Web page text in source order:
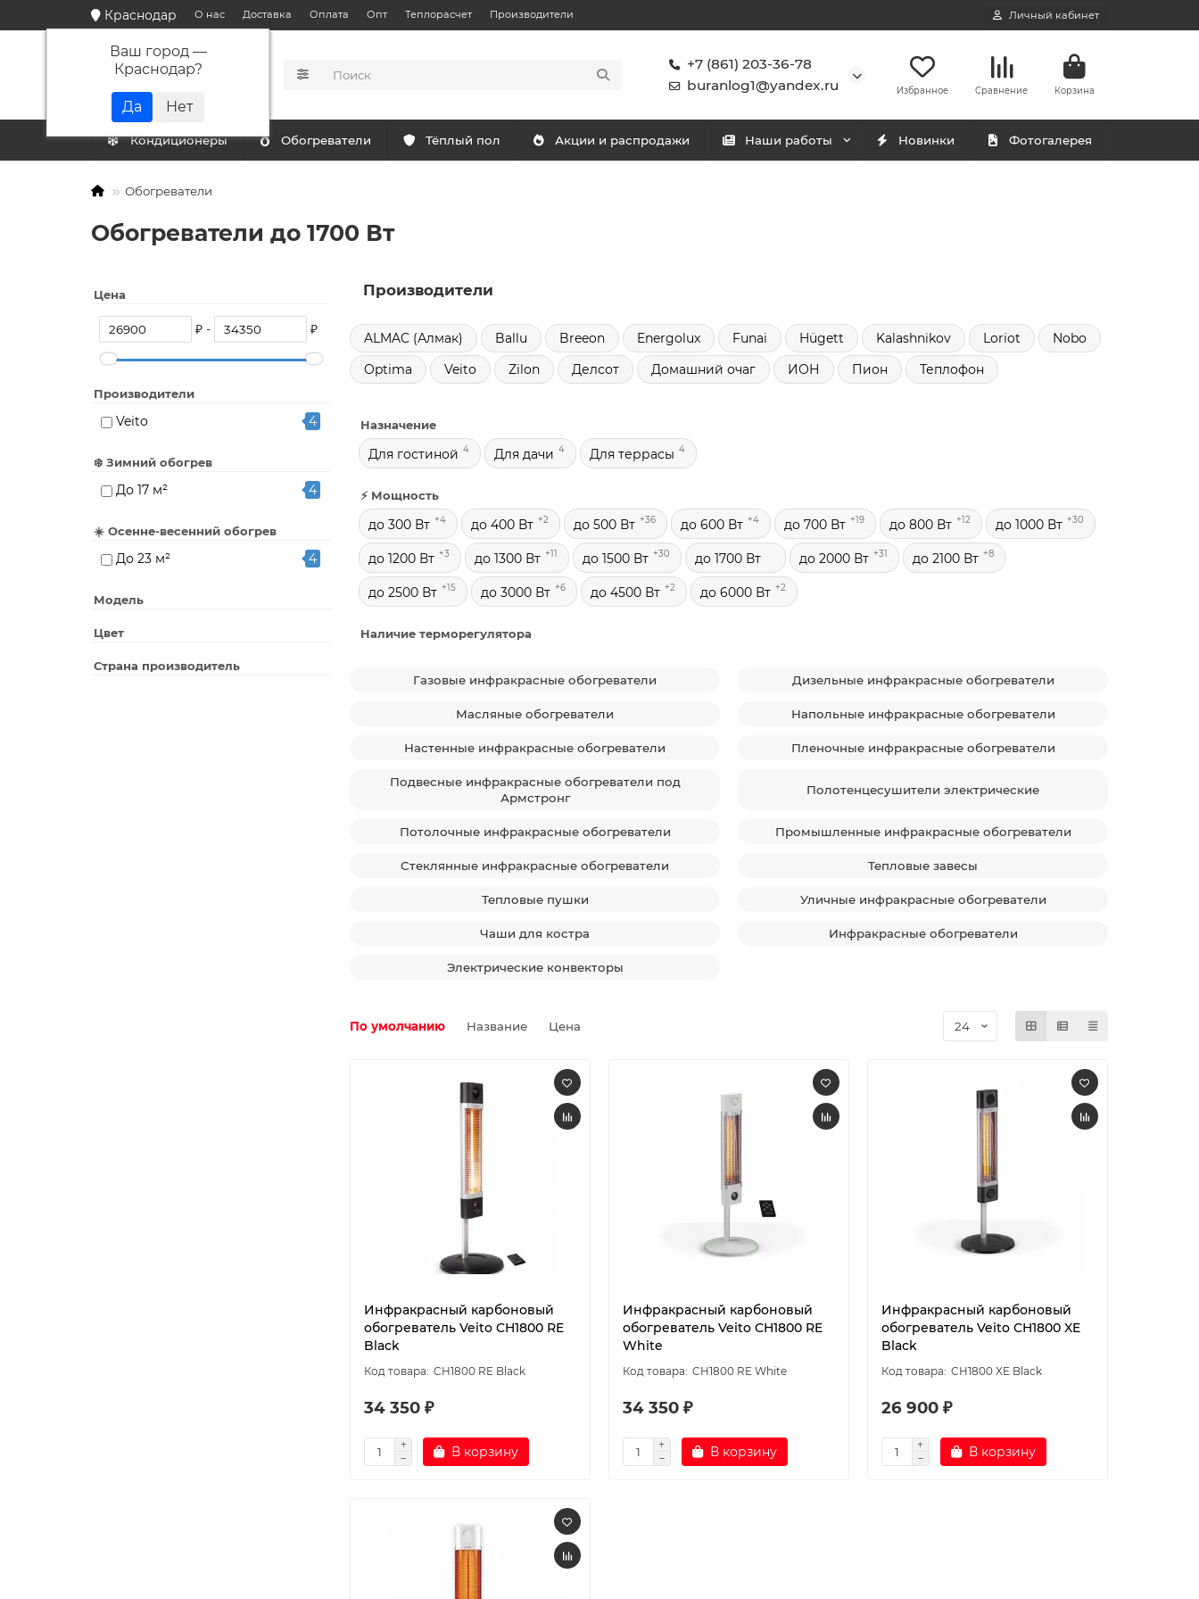
Краснодар
Ваш город —
Краснодар?
О нас Доставка Оплата Опт Теплорасчет Производители Личный кабинет
КАТАЛОГ
+7 (861) 203-36-78
buranlog1@yandex.ru
Избранное Сравнение Корзина
Кондиционеры Обогреватели Тёплый пол Акции и распродажи Наши работы Новинки Фотогалерея
Обогреватели
Обогреватели до 1700 Вт
Цена
₽ - ₽
Производители
Veito 4
❄️ Зимний обогрев
До 17 м² 4
☀️ Осенне-весенний обогрев
До 23 м² 4
Модель
Цвет
Страна производитель
Производители
ALMAC (Алмак) Ballu Breeon Energolux Funai Hügett Kalashnikov Loriot
Nobo
Optima
Veito Zilon Делсот Домашний очаг ИОН Пион Теплофон
Назначение
Для гостиной 4 Для дачи 4 Для террасы 4
⚡ Мощность
до 300 Вт +4 до 400 Вт +2 до 500 Вт +36 до 600 Вт +4 до 700 Вт +19 до 800 Вт +12 до 1000 Вт +30
до 1200 Вт +3 до 1300 Вт +11 до 1500 Вт +30 до 1700 Вт до 2000 Вт +31 до 2100 Вт +8
до 2500 Вт +15 до 3000 Вт +6 до 4500 Вт +2 до 6000 Вт +2
Наличие терморегулятора
Газовые инфракрасные обогреватели Дизельные инфракрасные обогреватели
Масляные обогреватели Напольные инфракрасные обогреватели
Настенные инфракрасные обогреватели Пленочные инфракрасные обогреватели
Подвесные инфракрасные обогреватели под
Армстронг
Полотенцесушители электрические
Потолочные инфракрасные обогреватели Промышленные инфракрасные обогреватели
Стеклянные инфракрасные обогреватели Тепловые завесы
Тепловые пушки Уличные инфракрасные обогреватели
Чаши для костра Инфракрасные обогреватели
Электрические конвекторы
По умолчанию Название Цена
Инфракрасный карбоновый
обогреватель Veito CH1800 RE
Black
CH1800 RE Black
34 350 ₽
В корзину
Инфракрасный карбоновый
обогреватель Veito CH1800 RE
White
CH1800 RE White
34 350 ₽
В корзину
Инфракрасный карбоновый
обогреватель Veito CH1800 XE
Black
CH1800 XE Black
26 900 ₽
В корзину